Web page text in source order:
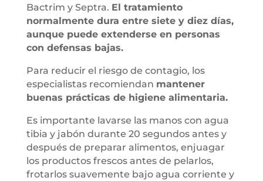
Bactrim y Septra. El tratamiento
normalmente dura entre siete y diez días,
aunque puede extenderse en personas
con defensas bajas.
Para reducir el riesgo de contagio, los
especialistas recomiendan mantener
buenas prácticas de higiene alimentaria.
Es importante lavarse las manos con agua
tibia y jabón durante 20 segundos antes y
después de preparar alimentos, enjuagar
los productos frescos antes de pelarlos,
frotarlos suavemente bajo agua corriente y